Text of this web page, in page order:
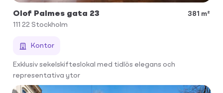
Olof Palmes gata 23
381 m²
111 22 Stockholm
Kontor
Exklusiv sekelskifteslokal med tidlös elegans och
representativa ytor